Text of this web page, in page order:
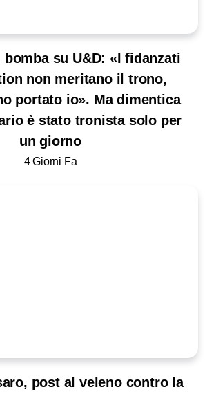
su U&D: «I fidanzati
non meritano il trono,
portato io». Ma dimentica
è stato tronista solo per
un giorno
4 Giorni Fa
post al veleno contro la